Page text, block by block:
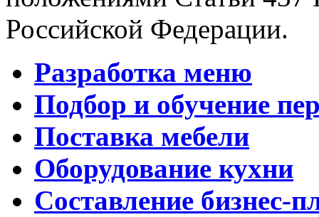
Российской Федерации.
Разработка меню
Подбор и обучение
Поставка мебели
Оборудование кухни
Составление бизнес-